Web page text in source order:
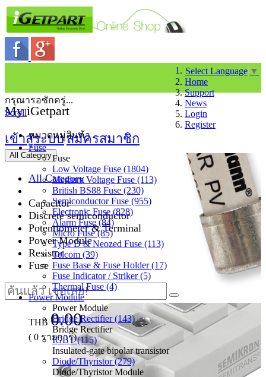
Select Language ▼
Home
Support
News
Login
Register
My iGetpart
เข้าสู่ระบบสมัครสมาชิก
All Category
All Category
Capacitor
Discrete semiconductor
Potentiometer & Terminal
Power Module
Resistor
Fuse
THB 0.00
( 0 รายการ)
กรุณารอซักครู่...
Scroll
หมวดหมู่สินค้า
Fuse
Fuse
Low Voltage Fuse (1804)
Medium Voltage Fuse (113)
British BS88 Fuse (230)
Semiconductor Fuse (955)
Electronic Fuse (828)
Alarm Fuse (84)
Micro Fuse (85)
Type D & Neozed Fuse (113)
Telcom (39)
Fuse Base & Fuse Holder (17)
Fuse Indicator / Striker (5)
Thermal Fuse (4)
Power Module
Power Module
Bridge Rectifier (143)
Bridge Rectifier
IGBT (115)
Insulated-gate bipolar transistor
Diode/Thyristor (279)
Diode/Thyristor Module